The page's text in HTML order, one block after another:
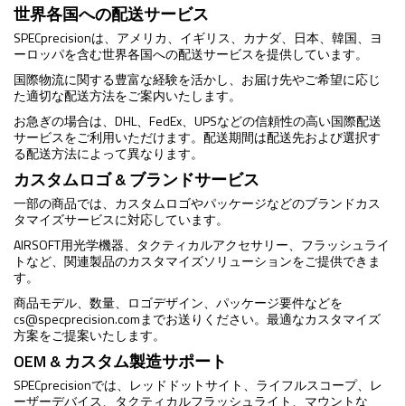
世界各国への配送サービス
SPECprecisionは、アメリカ、イギリス、カナダ、日本、韓国、ヨ
ーロッパを含む世界各国への配送サービスを提供しています。
国際物流に関する豊富な経験を活かし、お届け先やご希望に応じ
た適切な配送方法をご案内いたします。
お急ぎの場合は、DHL、FedEx、UPSなどの信頼性の高い国際配送
サービスをご利用いただけます。配送期間は配送先および選択す
る配送方法によって異なります。
カスタムロゴ & ブランドサービス
一部の商品では、カスタムロゴやパッケージなどのブランドカス
タマイズサービスに対応しています。
AIRSOFT用光学機器、タクティカルアクセサリー、フラッシュライ
トなど、関連製品のカスタマイズソリューションをご提供できま
す。
商品モデル、数量、ロゴデザイン、パッケージ要件などを
cs@specprecision.comまでお送りください。最適なカスタマイズ
方案をご提案いたします。
OEM & カスタム製造サポート
SPECprecisionでは、レッドドットサイト、ライフルスコープ、レ
ーザーデバイス、タクティカルフラッシュライト、マウントな